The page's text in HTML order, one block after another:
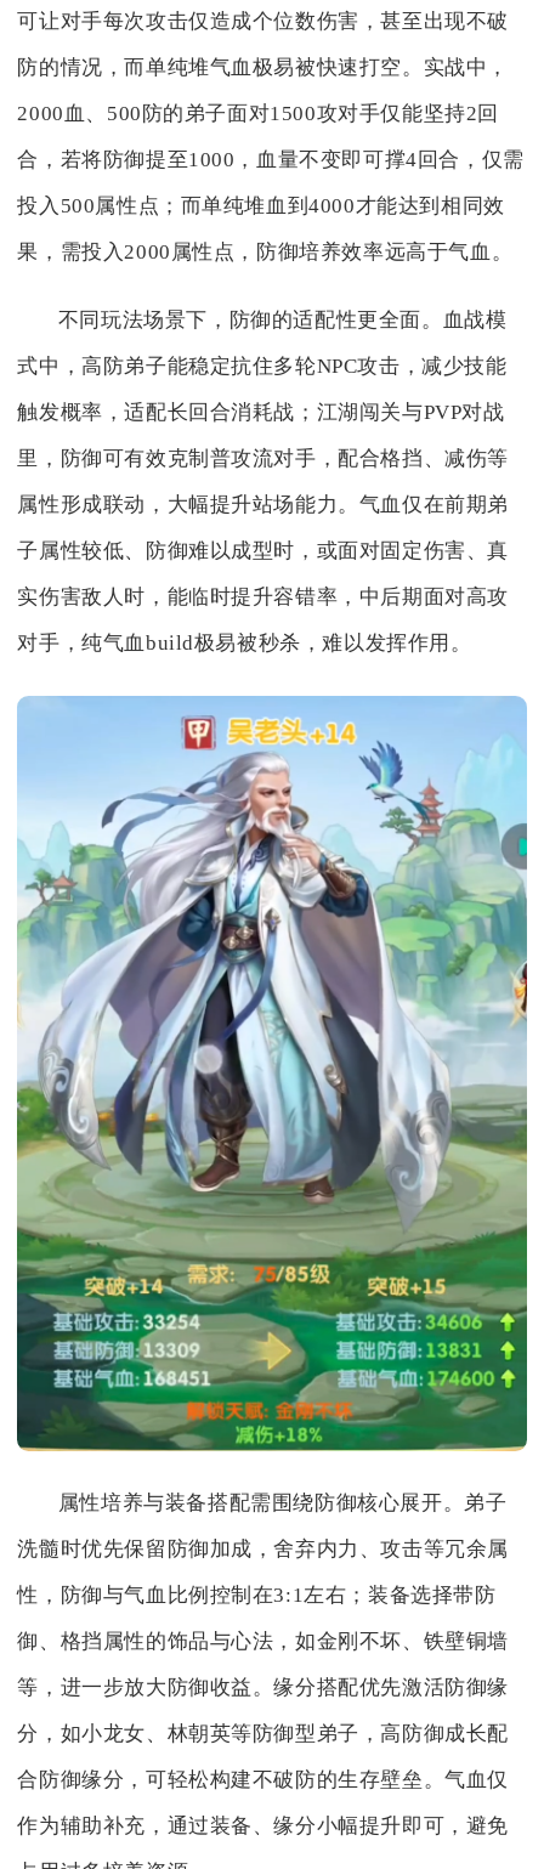
可让对手每次攻击仅造成个位数伤害，甚至出现不破
防的情况，而单纯堆气血极易被快速打空。实战中，
2000血、500防的弟子面对1500攻对手仅能坚持2回
合，若将防御提至1000，血量不变即可撑4回合，仅需
投入500属性点；而单纯堆血到4000才能达到相同效
果，需投入2000属性点，防御培养效率远高于气血。
不同玩法场景下，防御的适配性更全面。血战模
式中，高防弟子能稳定抗住多轮NPC攻击，减少技能
触发概率，适配长回合消耗战；江湖闯关与PVP对战
里，防御可有效克制普攻流对手，配合格挡、减伤等
属性形成联动，大幅提升站场能力。气血仅在前期弟
子属性较低、防御难以成型时，或面对固定伤害、真
实伤害敌人时，能临时提升容错率，中后期面对高攻
对手，纯气血build极易被秒杀，难以发挥作用。
属性培养与装备搭配需围绕防御核心展开。弟子
洗髓时优先保留防御加成，舍弃内力、攻击等冗余属
性，防御与气血比例控制在3:1左右；装备选择带防
御、格挡属性的饰品与心法，如金刚不坏、铁壁铜墙
等，进一步放大防御收益。缘分搭配优先激活防御缘
分，如小龙女、林朝英等防御型弟子，高防御成长配
合防御缘分，可轻松构建不破防的生存壁垒。气血仅
作为辅助补充，通过装备、缘分小幅提升即可，避免